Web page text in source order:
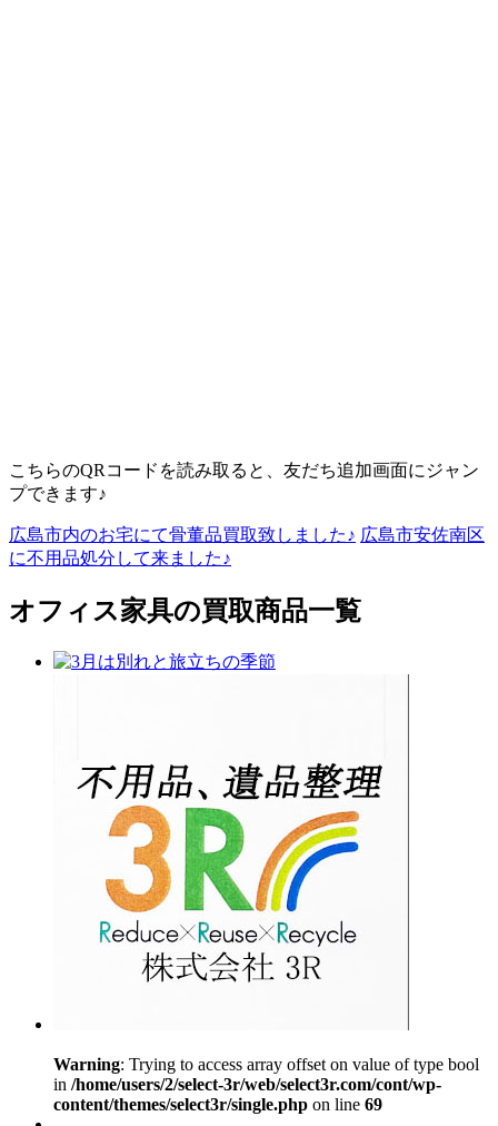
こちらのQRコードを読み取ると、友だち追加画面にジャン
プできます♪
広島市内のお宅にて骨董品買取致しました♪ 広島市安佐南区
に不用品処分して来ました♪
オフィス家具の買取商品一覧
Warning: Trying to access array offset on value of type bool
in /home/users/2/select-3r/web/select3r.com/cont/wp-
content/themes/select3r/single.php on line 69